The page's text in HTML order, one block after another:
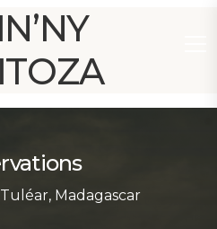
Madagascar